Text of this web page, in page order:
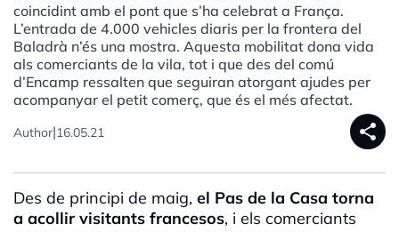
coincidint amb el pont que s’ha celebrat a França.
L’entrada de 4.000 vehicles diaris per la frontera del
Baladrà n’és una mostra. Aquesta mobilitat dona vida
als comerciants de la vila, tot i que des del comú
d’Encamp ressalten que seguiran atorgant ajudes per
acompanyar el petit comerç, que és el més afectat.
Author|16.05.21 share
Des de principi de maig, el Pas de la Casa torna
a acollir visitants francesos, i els comerciants